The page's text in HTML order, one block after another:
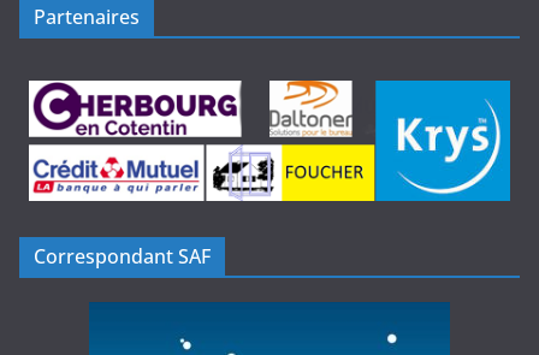
Partenaires
Correspondant SAF